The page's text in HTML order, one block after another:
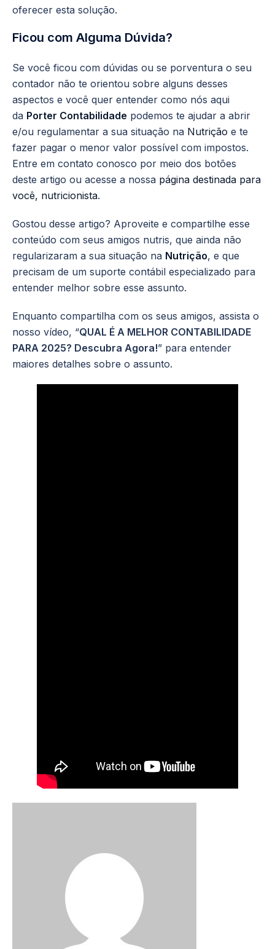
oferecer esta solução.
Ficou com Alguma Dúvida?
Se você ficou com dúvidas ou se porventura o seu
contador não te orientou sobre alguns desses
aspectos e você quer entender como nós aqui
da Porter Contabilidade podemos te ajudar a abrir
e/ou regulamentar a sua situação na Nutrição e te
fazer pagar o menor valor possível com impostos.
Entre em contato conosco por meio dos botões
deste artigo ou acesse a nossa página destinada para
você, nutricionista.
Gostou desse artigo? Aproveite e compartilhe esse
conteúdo com seus amigos nutris, que ainda não
regularizaram a sua situação na Nutrição, e que
precisam de um suporte contábil especializado para
entender melhor sobre esse assunto.
Enquanto compartilha com os seus amigos, assista o
nosso vídeo, “QUAL É A MELHOR CONTABILIDADE
PARA 2025? Descubra Agora!” para entender
maiores detalhes sobre o assunto.